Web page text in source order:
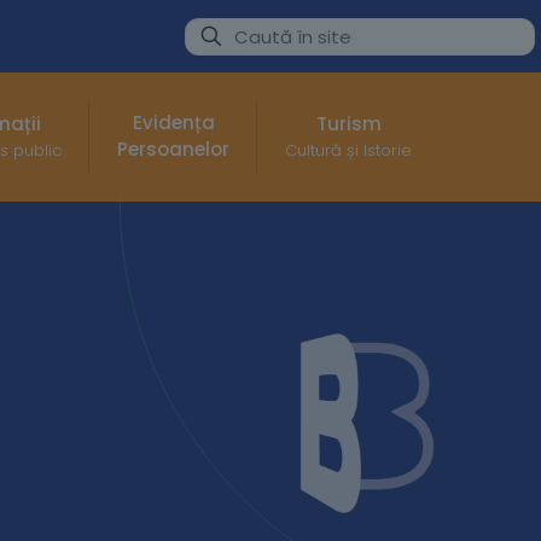
public
Evidența
Persoanelor
Turism
Cultură și Istorie